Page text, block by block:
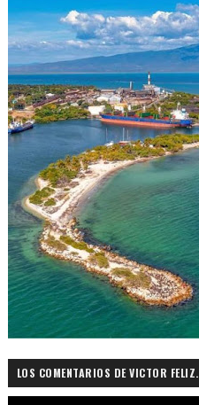
LOS COMENTARIOS DE VICTOR FELIZ.